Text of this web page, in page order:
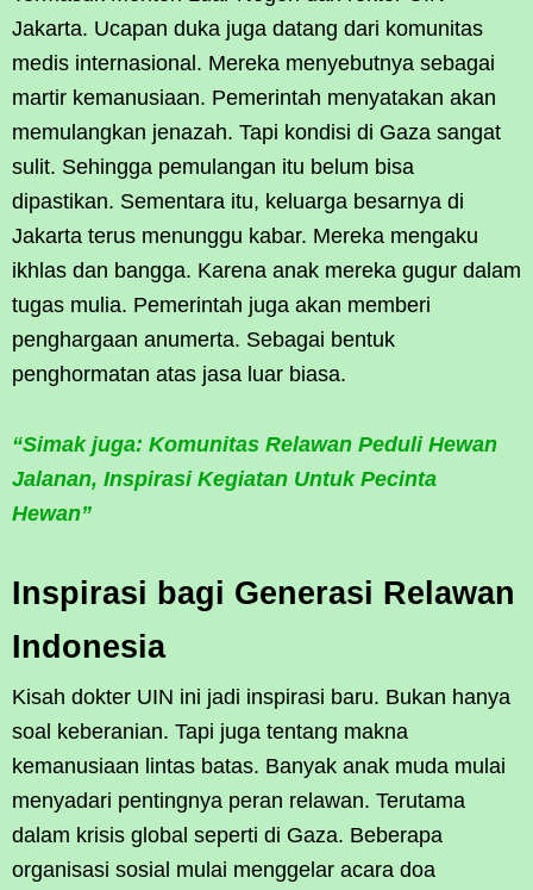
Jakarta. Ucapan duka juga datang dari komunitas
medis internasional. Mereka menyebutnya sebagai
martir kemanusiaan. Pemerintah menyatakan akan
memulangkan jenazah. Tapi kondisi di Gaza sangat
sulit. Sehingga pemulangan itu belum bisa
dipastikan. Sementara itu, keluarga besarnya di
Jakarta terus menunggu kabar. Mereka mengaku
ikhlas dan bangga. Karena anak mereka gugur dalam
tugas mulia. Pemerintah juga akan memberi
penghargaan anumerta. Sebagai bentuk
penghormatan atas jasa luar biasa.
“Simak juga: Komunitas Relawan Peduli Hewan
Jalanan, Inspirasi Kegiatan Untuk Pecinta
Hewan”
Inspirasi bagi Generasi Relawan
Indonesia
Kisah dokter UIN ini jadi inspirasi baru. Bukan hanya
soal keberanian. Tapi juga tentang makna
kemanusiaan lintas batas. Banyak anak muda mulai
menyadari pentingnya peran relawan. Terutama
dalam krisis global seperti di Gaza. Beberapa
organisasi sosial mulai menggelar acara doa